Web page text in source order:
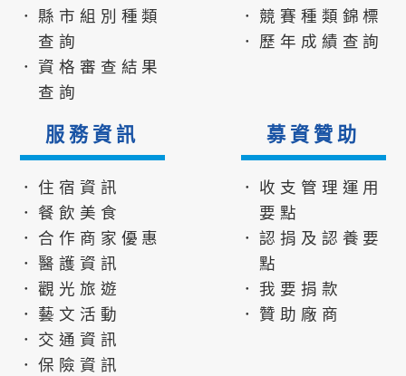
．縣市組別種類
查詢
．資格審查結果
查詢
．競賽種類錦標
．歷年成績查詢
服務資訊
．住宿資訊
．餐飲美食
．合作商家優惠
．醫護資訊
．觀光旅遊
．藝文活動
．交通資訊
．保險資訊
募資贊助
．收支管理運用
要點
．認捐及認養要
點
．我要捐款
．贊助廠商